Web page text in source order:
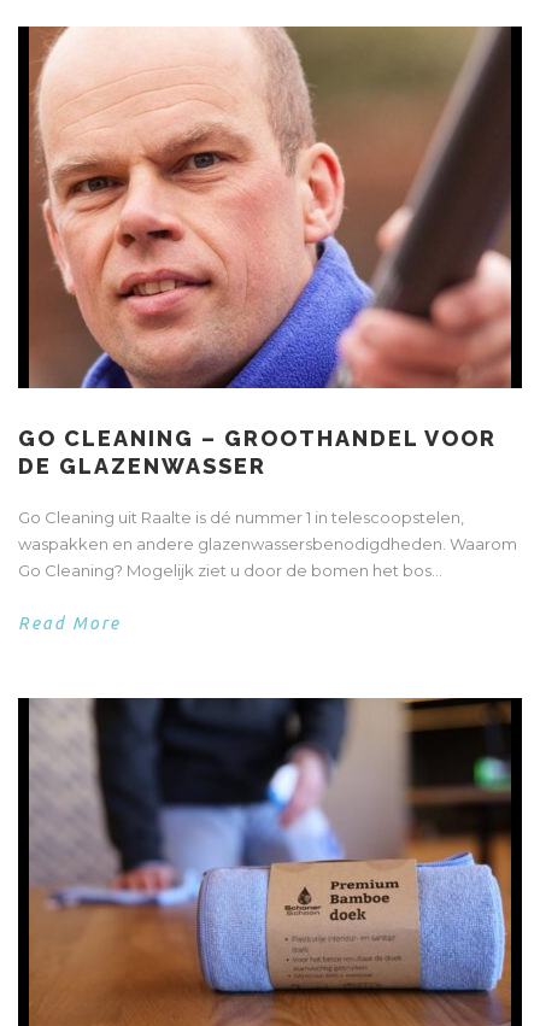
GO CLEANING – GROOTHANDEL VOOR
DE GLAZENWASSER
Go Cleaning uit Raalte is dé nummer 1 in telescoopstelen,
waspakken en andere glazenwassersbenodigdheden. Waarom
Go Cleaning? Mogelijk ziet u door de bomen het bos...
Read More